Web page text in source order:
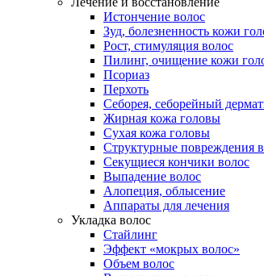
Истончение волос
Зуд, болезненность кожи
Рост, стимуляция волос
Пилинг, очищение кожи
Псориаз
Перхоть
Себорея, себорейный
Жирная кожа головы
Сухая кожа головы
Структурные повреждения
Секущиеся кончики волос
Выпадение волос
Алопеция, облысение
Аппараты для лечения
Укладка волос
Стайлинг
Эффект «мокрых волос»
Объем волос